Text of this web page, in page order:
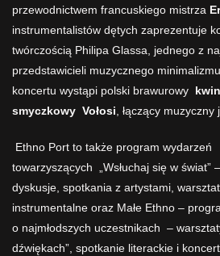
przewodnictwem francuskiego mistrza
instrumentalistów dętych zaprezentuje
twórczością Philipa Glassa, jednego z
przedstawicieli muzycznego
koncertu wystąpi polski brawurowy
smyczkowy Vołosi, łączący
Ethno Port to także program wydarzeń
towarzyszących „Wsłuchaj się w świat”
dyskusje, spotkania z artystami,
instrumentalne oraz Małe Ethno –
o najmłodszych uczestnikach –
dźwiękach”, spotkanie literackie i